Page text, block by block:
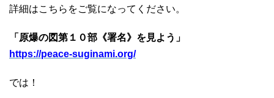
詳細はこちらをご覧になってください。
「原爆の図第１０部《署名》を見よう」
https://peace-suginami.org/
では！